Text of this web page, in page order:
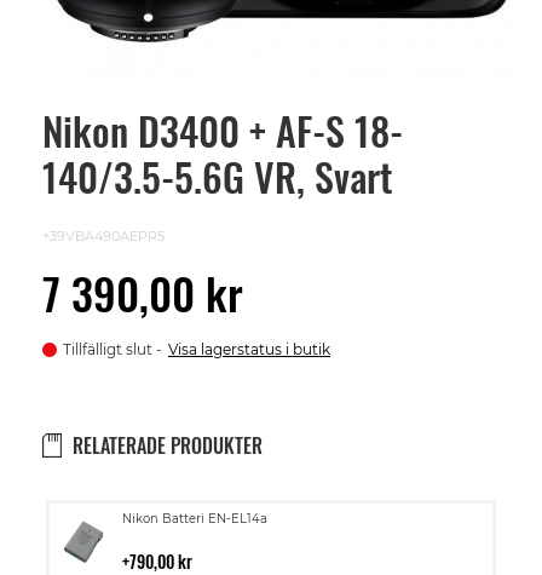
Nikon D3400 + AF-S 18-
140/3.5-5.6G VR, Svart
+39VBA490AEPR5
7 390,00 kr
Tillfälligt slut Visa lagerstatus i butik
RELATERADE PRODUKTER
Nikon Batteri EN-EL14a
790,00 kr
Lägg
i
Skip
beginning
images